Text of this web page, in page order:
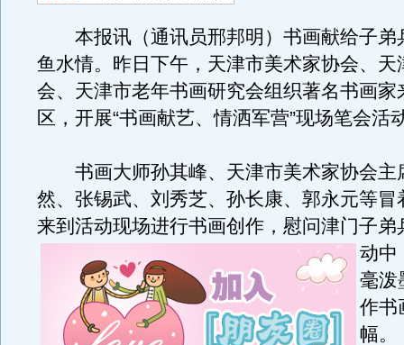
本报讯（通讯员邢邦明）书画献给子弟
鱼水情。昨日下午，天津市美术家协会、天
会、天津市老年书画研究会组织著名书画家
区，开展“书画献艺、情洒军营”现场笔会活
书画大师孙其峰、天津市美术家协会主
然、张锡武、刘秀芝、孙长康、郭永元等冒
来到活动现场进行书画创作，慰问津门子弟
动中
毫泼
作书
幅。